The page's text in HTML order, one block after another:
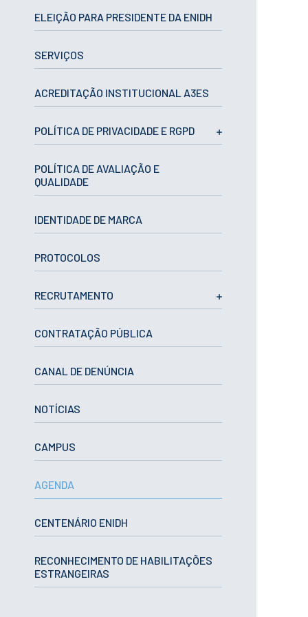
Mestrados
Cursos TeSP
Mestrados
Cursos TeSP
Estudantes
Internacionais
Cursos
Preparatórios
ERASMUS +
Informação
Académica
Gabinete de
Apoio ao
Guia do
Estudante
Projetos
BIBLIOTECA
Informação geral
Biblioteca
Insights
ELEIÇÃO PARA PRESIDENTE DA ENIDH
SERVIÇOS
ACREDITAÇÃO INSTITUCIONAL A3ES
POLÍTICA DE PRIVACIDADE E RGPD
POLÍTICA DE AVALIAÇÃO E
QUALIDADE
IDENTIDADE DE MARCA
PROTOCOLOS
RECRUTAMENTO
CONTRATAÇÃO PÚBLICA
CANAL DE DENÚNCIA
NOTÍCIAS
CAMPUS
AGENDA
CENTENÁRIO ENIDH
RECONHECIMENTO DE HABILITAÇÕES
ESTRANGEIRAS